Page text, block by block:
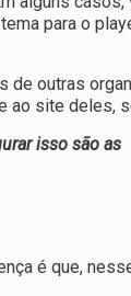
para o
de outras
ao site deles,
isso são as
é que,